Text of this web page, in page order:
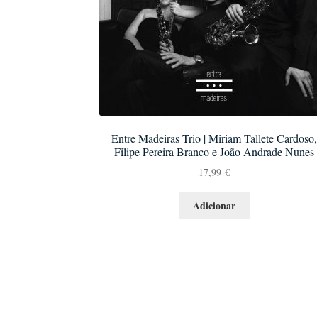
Entre Madeiras Trio | Miriam Tallete Cardoso,
Filipe Pereira Branco e João Andrade Nunes
17,99 €
Adicionar